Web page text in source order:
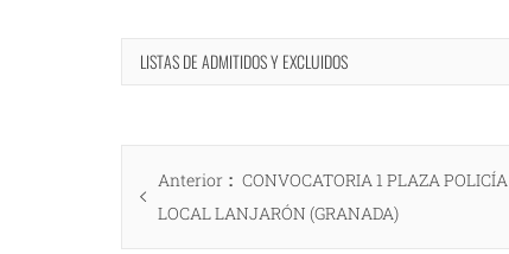
LISTAS DE ADMITIDOS Y EXCLUIDOS
Navegación
de Anterior
Entrada
anterior:
CONVOCATORIA 1 PLAZA POLICÍA
LOCAL LANJARÓN (GRANADA)